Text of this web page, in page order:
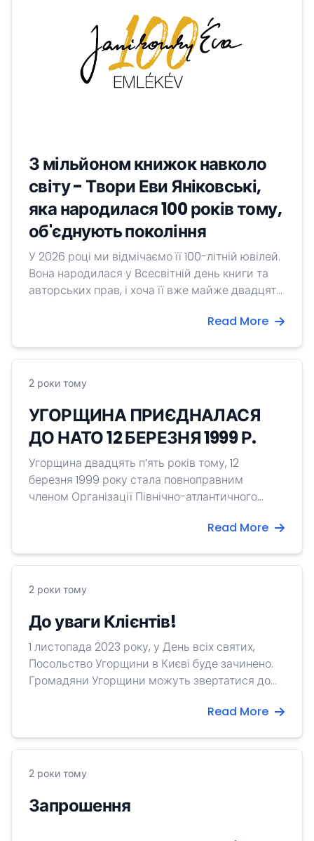
З мільйоном книжок навколо
світу - Твори Еви Яніковські,
яка народилася 100 років тому,
об'єднують покоління
У 2026 році ми відмічаємо її 100-літній ювілей.
Вона народилася у Всесвітній день книги та
авторських прав, і хоча її вже майже двадцять
продовжує жити у своїх творах: вона вчить нас
Видавництво Móra і Літературний Фонд Єви
оголосило 2026-й роком пам’яті, на протязі
якого заслужену постать всесвітньо відомої
письменниці буде вшановано виходом нових
та оновлених видань, аудіо книг, проведенням
заходів спільно з вітчизняними та
зарубіжними організаціями, театральними та
анімаційними прем’єрами, а також прем'єрою
Read More
2 роки тому
УГОРЩИНА ПРИЄДНАЛАСЯ
ДО НАТО 12 БЕРЕЗНЯ 1999 Р.
Угорщина двадцять п’ять років тому, 12
березня 1999 року стала повноправним
членом Організації Північно-атлантичного
1999 року у Штаб-квартирі НАТО в Брюсселі
батьківщини. З тих пір Угорщина є активним та
союзником працює заради підтримання та
зміцнення міжнародного миру і безпеки.
Read More
2 роки тому
До уваги Клієнтів!
1 листопада 2023 року, у День всіх святих,
Посольство Угорщини в Києві буде зачинено.
Громадяни Угорщини можуть звертатися до
Read More
2 роки тому
Запрошення